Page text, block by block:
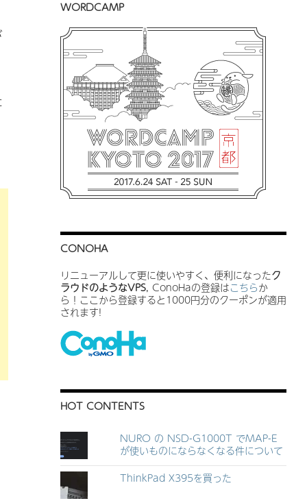
WORDCAMP
CONOHA
リニューアルして更に使いやすく、便利になったク
ラウドのようなVPS, ConoHaの登録はこちらか
ら！ここから登録すると1000円分のクーポンが適用
されます!
HOT CONTENTS
NURO の NSD-G1000T でMAP-E
が使いものにならなくなる件について
ThinkPad X395を買った